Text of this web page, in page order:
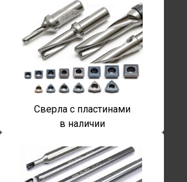
Сверла с пластинами
в наличии